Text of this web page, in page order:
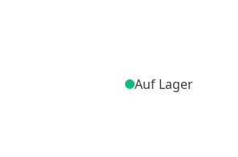
Auf Lager